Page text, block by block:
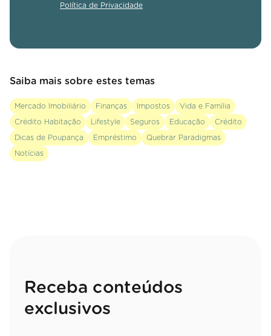
Política de Privacidade
Saiba mais sobre estes temas
Mercado Imobiliário Finanças Impostos Vida e Família
Crédito Habitação Lifestyle Seguros Educação Crédito
Dicas de Poupança Empréstimo Quebrar Paradigmas
Notícias
Receba conteúdos
exclusivos